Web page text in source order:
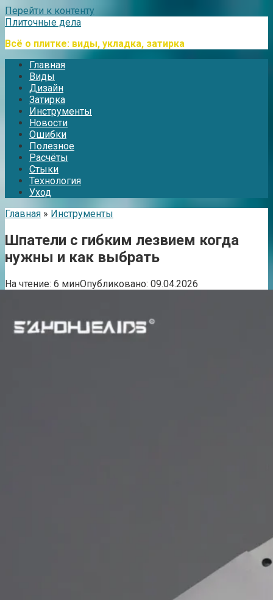
Перейти к контенту
Плиточные дела
Всё о плитке: виды, укладка, затирка
Главная
Виды
Дизайн
Затирка
Инструменты
Новости
Ошибки
Полезное
Расчёты
Стыки
Технология
Уход
Главная » Инструменты
Шпатели с гибким лезвием когда
нужны и как выбрать
На чтение: 6 минОпубликовано: 09.04.2026